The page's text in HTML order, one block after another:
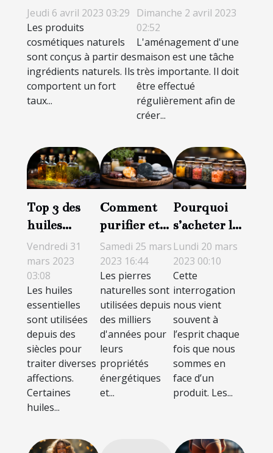
naturels : les
incontournable
pour la peau
Jeudi 6 avril 2023 03:29
Les produits
cosmétiques naturels
sont conçus à partir des
ingrédients naturels. Ils
comportent un fort
taux...
Dimanche 2 avril 2023
02:52
L'aménagement d'une
maison est une tâche
très importante. Il doit
être effectué
régulièrement afin de
créer...
Top 3 des
huiles
essentielles
les plus
efficaces
Vendredi 31
mars 2023
03:08
Les huiles
essentielles
sont utilisées
depuis des
siècles pour
traiter diverses
affections.
Certaines
huiles...
Comment
purifier et
recharger
une pierre
naturelle ?
Samedi 25 mars
2023 16:44
Les pierres
naturelles sont
utilisées depuis
des milliers
d'années pour
leurs
propriétés
énergétiques
et...
Pourquoi
s’acheter les
résines de
CBD en
ligne ?
Lundi 20 mars
2023 00:10
Cette
interrogation
nous vient
souvent à
l’esprit chaque
fois que nous
sommes en
face d’un
produit. Les...